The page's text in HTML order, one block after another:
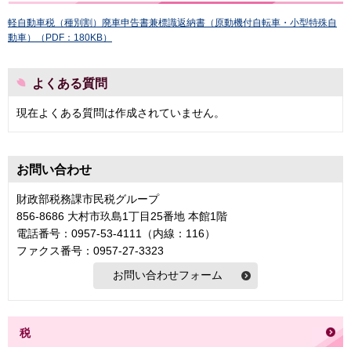
軽自動車税（種別割）廃車申告書兼標識返納書（原動機付自転車・小型特殊自
動車）（PDF：180KB）
よくある質問
現在よくある質問は作成されていません。
お問い合わせ
財政部税務課市民税グループ
856-8686 大村市玖島1丁目25番地 本館1階
電話番号：0957-53-4111（内線：116）
ファクス番号：0957-27-3323
税